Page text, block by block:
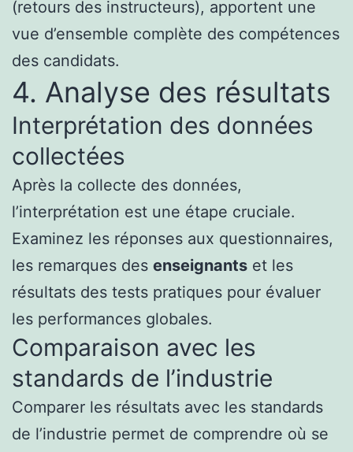
(retours des instructeurs), apportent une
vue d’ensemble complète des compétences
des candidats.
4. Analyse des résultats
Interprétation des données
collectées
Après la collecte des données,
l’interprétation est une étape cruciale.
Examinez les réponses aux questionnaires,
les remarques des enseignants et les
résultats des tests pratiques pour évaluer
les performances globales.
Comparaison avec les
standards de l’industrie
Comparer les résultats avec les standards
de l’industrie permet de comprendre où se